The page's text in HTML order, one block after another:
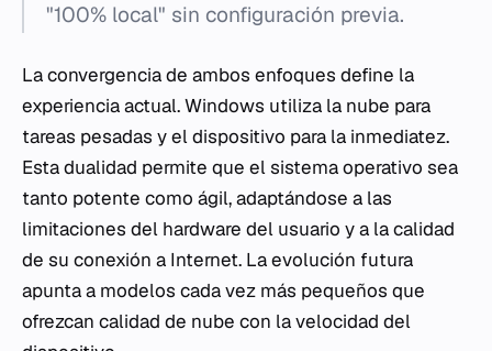
"100% local" sin configuración previa.
La convergencia de ambos enfoques define la
experiencia actual. Windows utiliza la nube para
tareas pesadas y el dispositivo para la inmediatez.
Esta dualidad permite que el sistema operativo sea
tanto potente como ágil, adaptándose a las
limitaciones del hardware del usuario y a la calidad
de su conexión a Internet. La evolución futura
apunta a modelos cada vez más pequeños que
ofrezcan calidad de nube con la velocidad del